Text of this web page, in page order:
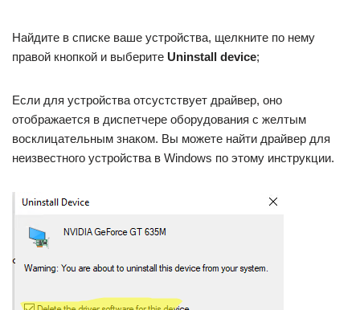
Найдите в списке ваше устройства, щелкните по нему
правой кнопкой и выберите Uninstall device;
Если для устройства отсустствует драйвер, оно
отображается в диспетчере оборудования с желтым
восклицательным знаком. Вы можете найти драйвер для
неизвестного устройства в Windows по этому инструкции.